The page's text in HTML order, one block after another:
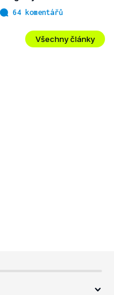
64 komentářů
Všechny články